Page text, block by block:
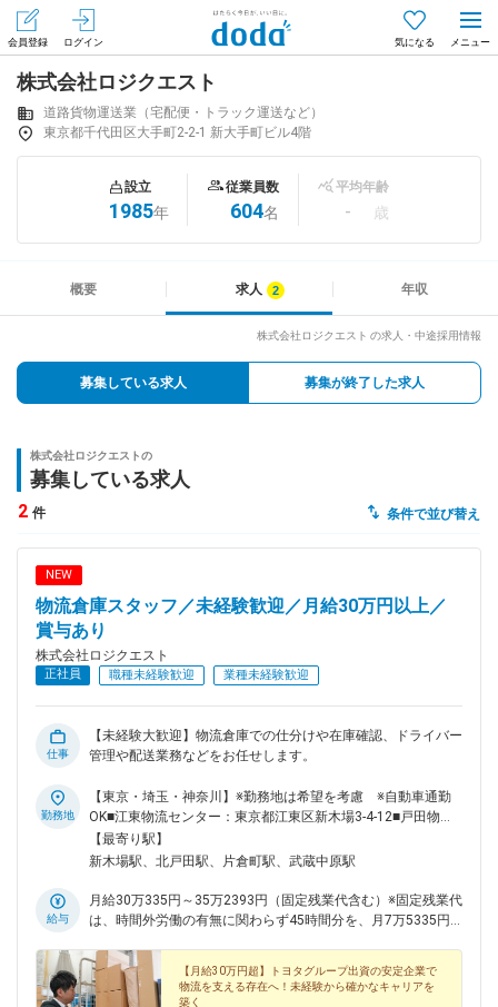
会員登録 ログイン 気になる
会員登録（無料）
はじめてdodaをご利用される方へ
求人を紹介してもらう
知りたい・聞きたい
専門サイト
自動案内は24時間365日対応
転職の「モヤモヤ」、一人で悩まず
気軽に相談してみませんか？
dodaの使い方は？
今の仕事を続けるべき？
ヘルプ サイトマップ
株式会社ロジクエスト
道路貨物運送業（宅配便・トラック運送など）
東京都千代田区大手町2-2-1 新大手町ビル4階
設立
1985年
従業員数
604名
平均年齢
- 歳
概要 求人 年収
株式会社ロジクエスト の求人・中途採用情報
募集している求人 募集が終了した求人
株式会社ロジクエストの
募集している求人
2 件 条件で並び替え
NEW
物流倉庫スタッフ／未経験歓迎／月給30万円以上／
賞与あり
株式会社ロジクエスト
正社員 職種未経験歓迎 業種未経験歓迎
仕事
【未経験大歓迎】物流倉庫での仕分けや在庫確認、ドライバー
管理や配送業務などをお任せします。
勤務地
【東京・埼玉・神奈川】※勤務地は希望を考慮 ※自動車通勤
OK■江東物流センター：東京都江東区新木場3-4-12■戸田物流
センター：埼玉県戸田市美女木7-18-6■新横浜物流センター：
神奈川県横浜市神奈川区三枚町33■川崎物流センター：神奈川
ス・通勤時間の都合から、車両通勤している方がほとんどで
す。通勤方法についてはご相談ください。※受動喫煙防止対
【最寄り駅】
新木場駅、北戸田駅、片倉町駅、武蔵中原駅
給与
月給30万335円～35万2393円（固定残業代含む）※固定残業代
は、時間外労働の有無に関わらず45時間分を、月7万5335円
験・スキル・能力を考慮して決定します。
【月給30万円超】トヨタグループ出資の安定企業で
物流を支える存在へ！未経験から確かなキャリアを
築く